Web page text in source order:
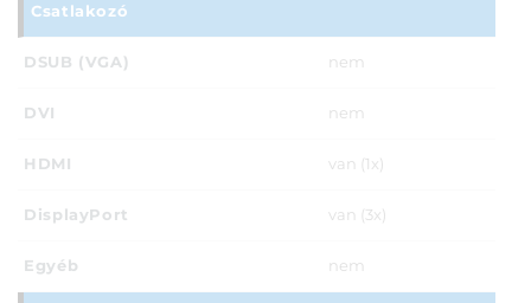
Csatlakozó
DSUB (VGA) nem
DVI nem
HDMI van (1x)
DisplayPort van (3x)
Egyéb nem